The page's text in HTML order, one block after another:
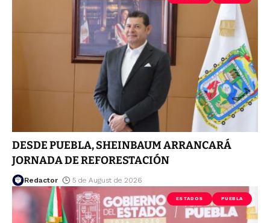
DESDE PUEBLA, SHEINBAUM ARRANCARÁ
JORNADA DE REFORESTACIÓN
Redactor 5 de August de 2026
ESTADOS PUEBLA